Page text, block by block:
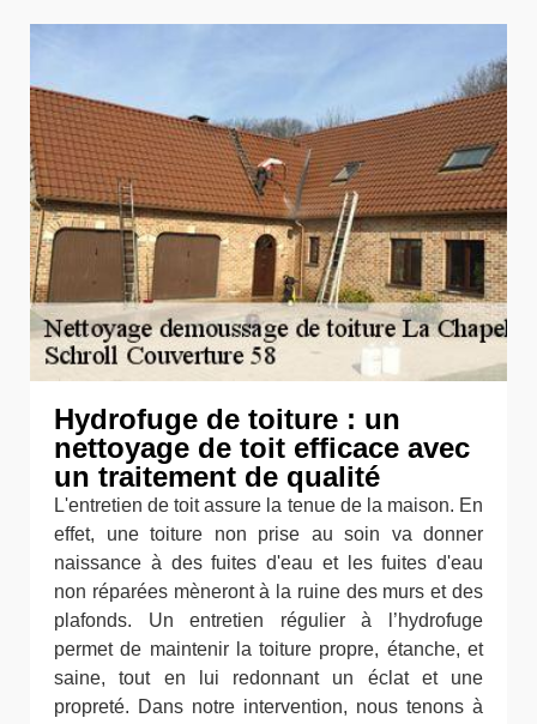
Hydrofuge de toiture : un
nettoyage de toit efficace avec
un traitement de qualité
L'entretien de toit assure la tenue de la maison. En
effet, une toiture non prise au soin va donner
naissance à des fuites d'eau et les fuites d'eau
non réparées mèneront à la ruine des murs et des
plafonds. Un entretien régulier à l’hydrofuge
permet de maintenir la toiture propre, étanche, et
saine, tout en lui redonnant un éclat et une
propreté. Dans notre intervention, nous tenons à